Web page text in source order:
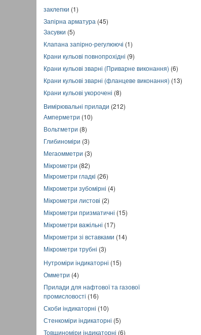
заклепки (1)
Запірна арматура (45)
Засувки (5)
Клапана запірно-регулюючі (1)
Крани кульові повнопрохідні (9)
Крани кульові зварні (Приварне виконання) (6)
Крани кульові зварні (фланцеве виконання) (13)
Крани кульові укорочені (8)
Вимірювальні прилади (212)
Амперметри (10)
Вольтметри (8)
Глибиноміри (3)
Мегаомметри (3)
Мікрометри (82)
Мікрометри гладкі (26)
Мікрометри зубомірні (4)
Мікрометри листові (2)
Мікрометри призматичні (15)
Мікрометри важільні (17)
Мікрометри зі вставками (14)
Мікрометри трубні (3)
Нутроміри індикаторні (15)
Омметри (4)
Прилади для нафтової та газової
промисловості (16)
Скоби індикаторні (10)
Стенкоміри індикаторні (5)
Товщиноміри індикаторні (6)